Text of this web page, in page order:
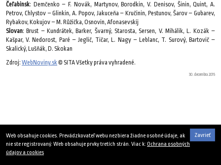
Čeľabinsk: Demčenko – F. Novák, Martynov, Borodkin, V. Denisov, Šinin, Quint, A.
Petrov, Chlystov – Glinkin, A. Popov, Jakuceňa – Kručinin, Pestunov, Šarov – Gubarev,
Rybakov, Kokujov – M. Růžička, Osnovin, Afonasevskij
Slovan: Brust – Kundrátek, Barker, Švarný, Starosta, Sersen, V. Mihálik, L. Kozák –
Kašpar, V. Nedorost, Paré – Jeglič, Tičar, L. Nagy – Leblanc, T. Surový, Bartovič –
Skalický, Lušňák, D. Skokan
Zdroj: WebNoviny.sk © SITA Všetky práva vyhradené.
30. decembra 2015
Zavrieť
Web obsahuje cookies. Prevádzkovateľ webu nezbiera žiadne osobné údaje, ak
nie ste registrovaný. Web obsahuje prvky tretích strán. Viac k: Ochrana osobných
údajov a cookies